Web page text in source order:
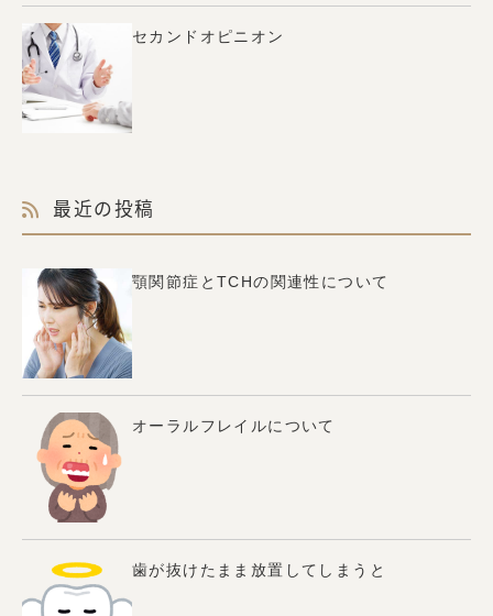
セカンドオピニオン
最近の投稿
顎関節症とTCHの関連性について
オーラルフレイルについて
歯が抜けたまま放置してしまうと